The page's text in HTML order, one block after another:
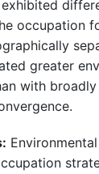
occupation
greater
with